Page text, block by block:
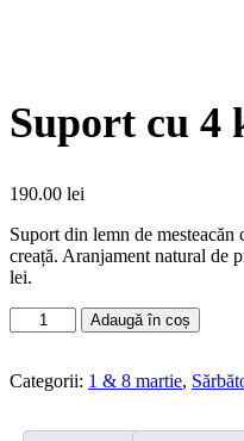
Suport cu 4
190.00 lei
Suport din lemn de
creață. Aranjament natural de
lei.
Cantitate
Suport
4
Adaugă în coș
Categorii: 1 & 8 martie,